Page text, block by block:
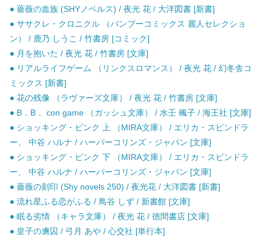
● 薔薇の血族 (SHYノベルス) / 夜光 花 / 大洋図書 [新書]
● ササクレ・クロニクル （バンブーコミックス 麗人セレクショ
ン） / 鹿乃 しうこ / 竹書房 [コミック]
● 月を抱いた / 夜光 花 / 竹書房 [文庫]
● リアルライフゲーム （リンクスロマンス） / 夜光 花 / 幻冬舎コ
ミックス [新書]
● 花の残像 （ラヴァーズ文庫） / 夜光 花 / 竹書房 [文庫]
● B．B． con game （ガッシュ文庫） / 水壬 楓子 / 海王社 [文庫]
● ショッキング・ピンク 上 （MIRA文庫） / エリカ・スピンドラ
ー、 中谷 ハルナ / ハーパーコリンズ・ジャパン [文庫]
● ショッキング・ピンク 下 （MIRA文庫） / エリカ・スピンドラ
ー、 中谷 ハルナ / ハーパーコリンズ・ジャパン [文庫]
● 薔薇の刻印 (Shy novels 250) / 夜光花 / 大洋図書 [新書]
● 流れ星ふる恋がふる / 鳥谷 しず / 新書館 [文庫]
● 眠る劣情 （キャラ文庫） / 夜光 花 / 徳間書店 [文庫]
● 皇子の虜囚 / 弓月 あや / 心交社 [単行本]